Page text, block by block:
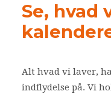
Se, hvad
Alt hvad vi laver,
indflydelse på. Vi